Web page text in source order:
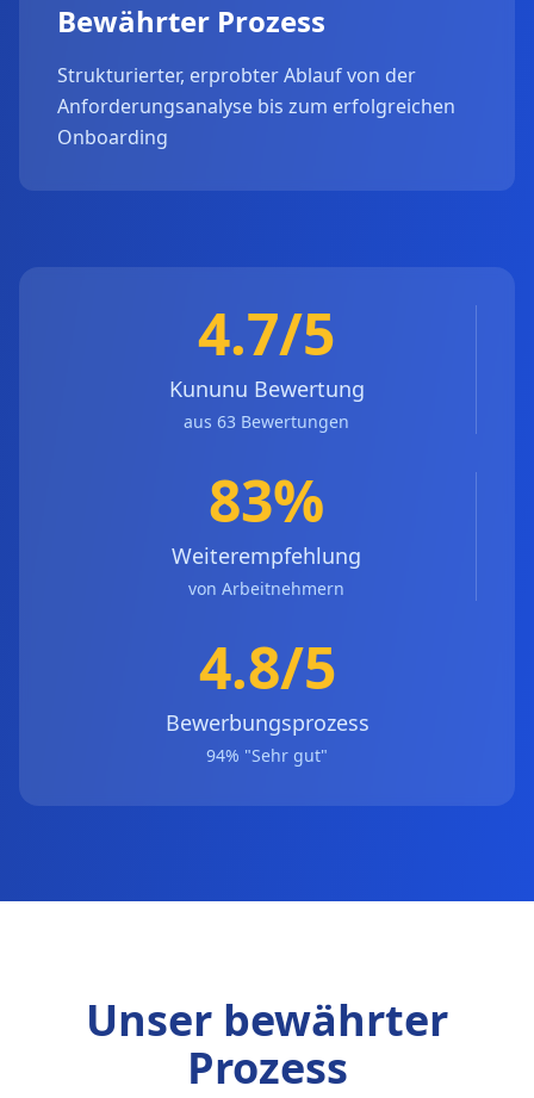
Bewährter Prozess
Strukturierter, erprobter Ablauf von der
Anforderungsanalyse bis zum erfolgreichen
Onboarding
4.7/5
Kununu Bewertung
aus 63 Bewertungen
83%
Weiterempfehlung
von Arbeitnehmern
4.8/5
Bewerbungsprozess
94% "Sehr gut"
Unser bewährter
Prozess